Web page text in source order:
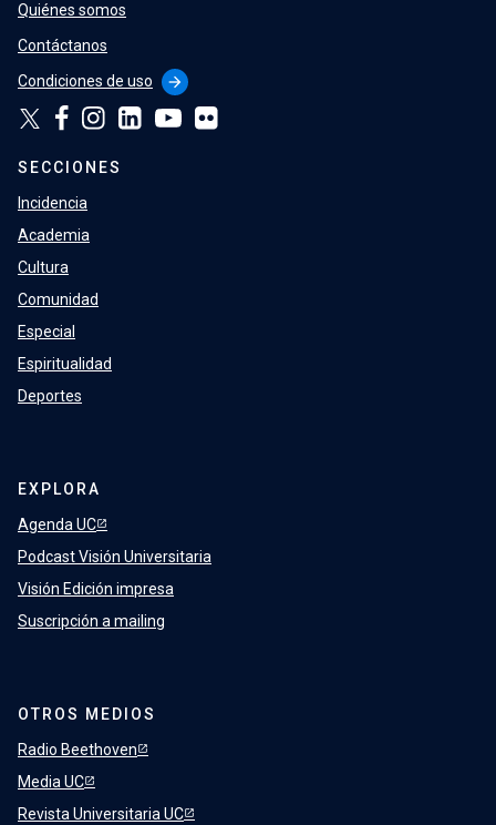
Quiénes somos
Contáctanos
Condiciones de uso
arrow_forward
SECCIONES
Incidencia
Academia
Cultura
Comunidad
Especial
Espiritualidad
Deportes
EXPLORA
Agenda UC
Podcast Visión Universitaria
Visión Edición impresa
Suscripción a mailing
OTROS MEDIOS
Radio Beethoven
Media UC
Revista Universitaria UC